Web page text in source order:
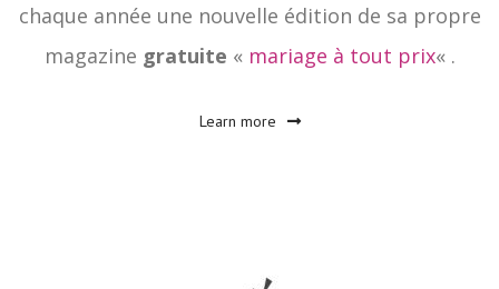
chaque année une nouvelle édition de sa propre
magazine gratuite « mariage à tout prix« .
Learn more